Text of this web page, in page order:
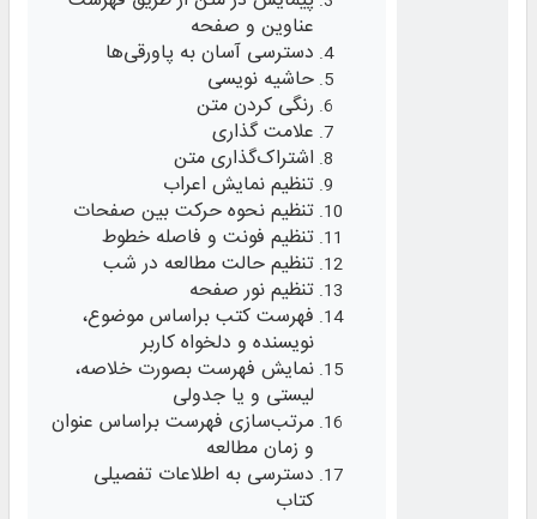
عناوین و صفحه
دسترسی آسان به پاورقی‌ها
حاشیه نویسی
رنگی کردن متن
علامت گذاری
اشتراک‌گذاری متن
تنظیم نمایش اعراب
تنظیم نحوه حرکت بین صفحات
تنظیم فونت و فاصله خطوط
تنظیم حالت مطالعه در شب
تنظیم نور صفحه
فهرست کتب براساس موضوع،
نویسنده و دلخواه کاربر
نمایش فهرست بصورت خلاصه،
لیستی و یا جدولی
مرتب‌سازی فهرست براساس عنوان
و زمان مطالعه
دسترسی به اطلاعات تفصیلی
کتاب